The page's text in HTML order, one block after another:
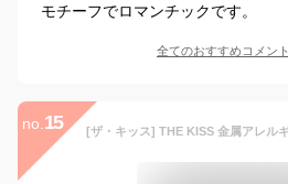
モチーフでロマンチックです。
全てのおすすめコメント
no. 15